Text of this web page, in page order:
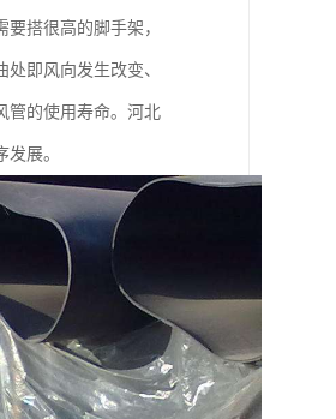
搭很高的脚手架，
即风向发生改变、
管的使用寿命。河北
展。